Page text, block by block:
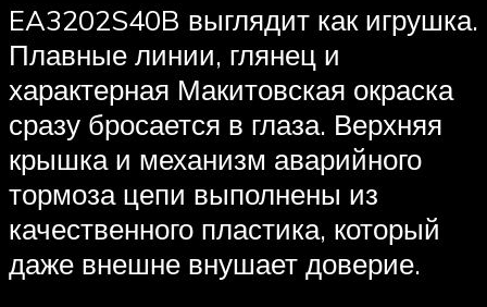
EA3202S40B выглядит как игрушка.
Плавные линии, глянец и
характерная Макитовская окраска
сразу бросается в глаза. Верхняя
крышка и механизм аварийного
тормоза цепи выполнены из
качественного пластика, который
даже внешне внушает доверие.